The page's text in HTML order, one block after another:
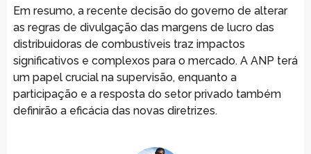
Em resumo, a recente decisão do governo de alterar
as regras de divulgação das margens de lucro das
distribuidoras de combustíveis traz impactos
significativos e complexos para o mercado. A ANP terá
um papel crucial na supervisão, enquanto a
participação e a resposta do setor privado também
definirão a eficácia das novas diretrizes.